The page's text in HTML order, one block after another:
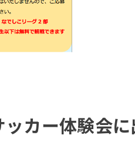
カー体験会に